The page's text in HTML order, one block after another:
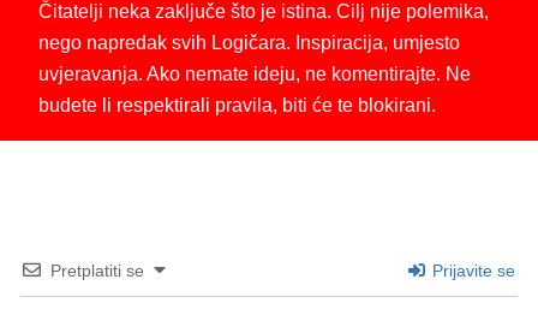
Čitatelji neka zaključe što je istina. Cilj nije polemika,
nego napredak svih Logičara. Inspiracija, umjesto
uvjeravanja. Ako nemate ideju, ne komentirajte. Ne
budete li respektirali pravila, biti će te blokirani.
Pretplatiti se Prijavite se